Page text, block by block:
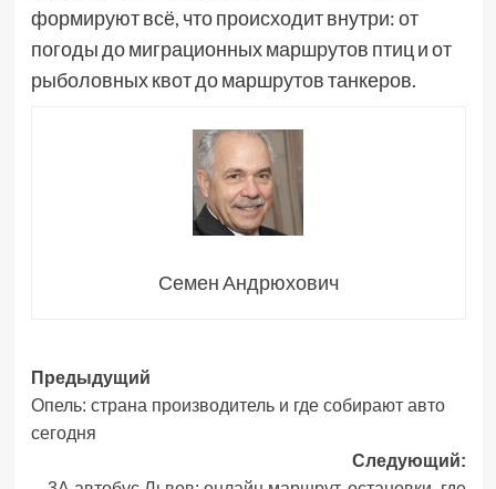
формируют всё, что происходит внутри: от
погоды до миграционных маршрутов птиц и от
рыболовных квот до маршрутов танкеров.
Семен Андрюхович
Навигация
записи
Предыдущий
Опель: страна производитель и где собирают авто
сегодня
Следующий: